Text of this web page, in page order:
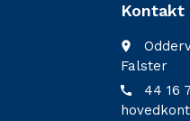
Kontakt
place
Falster
call
44 16